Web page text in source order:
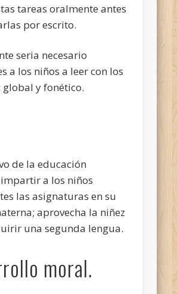
tareas oralmente antes
por escrito.
seria necesario
a los niños a leer con los
global y fonético.
de la educación
a los niños
las asignaturas en su
aprovecha la niñez
una segunda lengua.
moral.